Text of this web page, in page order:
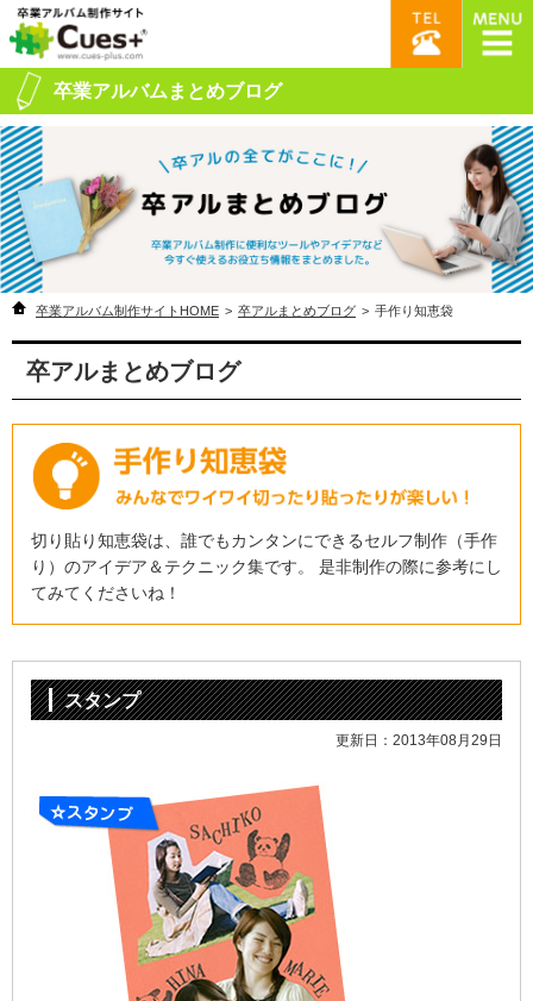
卒業アルバムまとめブログ
卒業アルバム制作サイトHOME > 卒アルまとめブログ > 手作り知恵袋
卒アルまとめブログ
切り貼り知恵袋は、誰でもカンタンにできるセルフ制作（手作
り）のアイデア＆テクニック集です。 是非制作の際に参考にし
てみてくださいね！
スタンプ
更新日：2013年08月29日